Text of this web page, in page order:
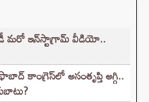
మరో ఇన్‌స్టాగ్రామ్ వీడియో..
కాంగ్రెస్‌లో అసంతృప్తి అగ్గి..